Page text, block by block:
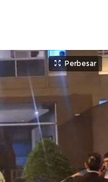
Perbesar